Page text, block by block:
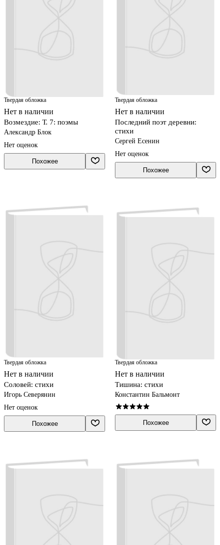
Твердая обложка
Нет в наличии
Возмездие: Т. 7: поэмы
Александр Блок
Нет оценок
Похожее
Твердая обложка
Нет в наличии
Последний поэт деревни:
стихи
Сергей Есенин
Нет оценок
Похожее
Твердая обложка
Нет в наличии
Соловей: стихи
Игорь Северянин
Нет оценок
Похожее
Твердая обложка
Нет в наличии
Тишина: стихи
Константин Бальмонт
Похожее